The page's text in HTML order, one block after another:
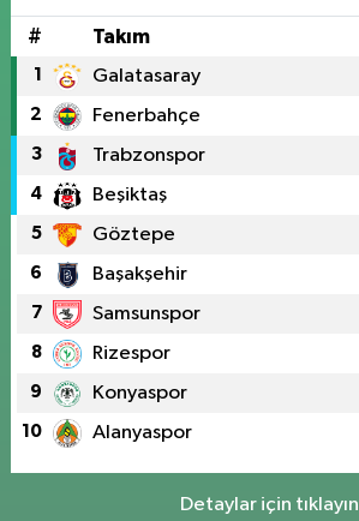
# Takım
1 Galatasaray
2 Fenerbahçe
3 Trabzonspor
4 Beşiktaş
5 Göztepe
6 Başakşehir
7 Samsunspor
8 Rizespor
9 Konyaspor
10 Alanyaspor
Detaylar için tıklayın